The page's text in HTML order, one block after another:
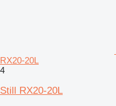
RX20-20L
4
Still RX20-20L